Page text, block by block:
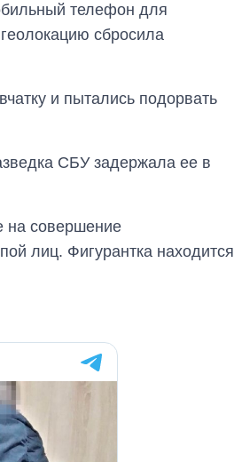
телефон для
сбросила
и пытались подорвать
СБУ задержала ее в
на совершение
лиц. Фигурантка находится